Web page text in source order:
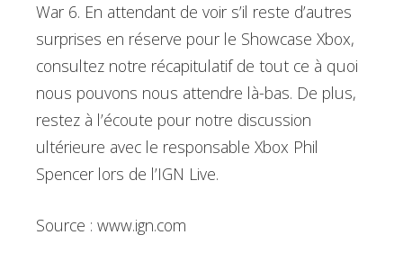
War 6. En attendant de voir s’il reste d’autres
surprises en réserve pour le Showcase Xbox,
consultez notre récapitulatif de tout ce à quoi
nous pouvons nous attendre là-bas. De plus,
restez à l’écoute pour notre discussion
ultérieure avec le responsable Xbox Phil
Spencer lors de l’IGN Live.
Source : www.ign.com